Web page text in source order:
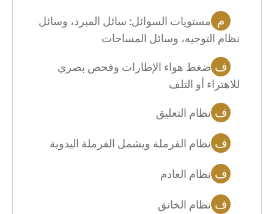
م مستويات السوائل: سائل المبرد، وسائل
نظام التوجيه، وسائل المساحات
ف ضغط هواء الإطارات وفحص بصري
للاهتراء أو التلف
ف نظام التعليق
ف نظام الفرملة ويشمل الفرملة اليدوية
ف نظام العادم
ف نظام الخانق